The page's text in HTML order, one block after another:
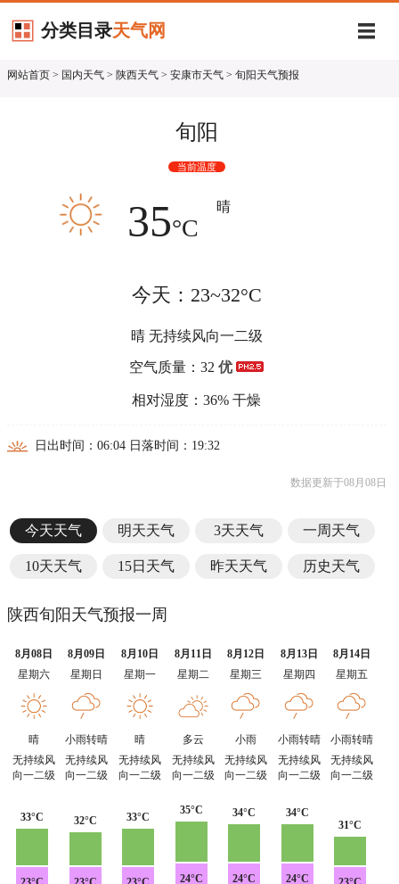
分类目录天气网
网站首页 > 国内天气 > 陕西天气 > 安康市天气 > 旬阳天气预报
旬阳
当前温度
35°C
晴
今天：23~32°C
晴 无持续风向一二级
空气质量：32优
相对湿度：36% 干燥
日出时间：06:04 日落时间：19:32
数据更新于08月08日
今天天气 明天天气 3天天气 一周天气
10天天气 15日天气 昨天天气 历史天气
陕西旬阳天气预报一周
8月08日 8月09日 8月10日 8月11日 8月12日 8月13日
8月14日
星期六
星期日 星期一 星期二 星期三 星期四 星期五
晴 小雨转晴 晴 多云 小雨 小雨转晴
小雨转晴
无持续风
向一二级
无持续风
向一二级
无持续风
向一二级
无持续风
向一二级
无持续风
向一二级
无持续风
向一二级
无持续风
向一二级
33°C 32°C 33°C
35°C
24°C
34°C
24°C
34°C
24°C
31°C